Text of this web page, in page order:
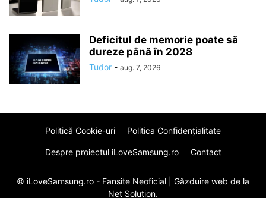
Deficitul de memorie poate să
dureze până în 2028
Tudor - aug. 7, 2026
Politică Cookie-uri Politica Confidenţialitate
Despre proiectul iLoveSamsung.ro Contact
© iLoveSamsung.ro - Fansite Neoficial | Găzduire web de la
Net Solution.